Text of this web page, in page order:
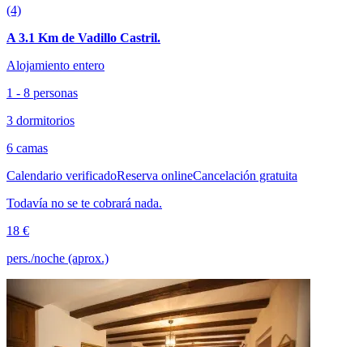
(4)
A 3.1 Km de Vadillo Castril.
Alojamiento entero
1 - 8 personas
3 dormitorios
6 camas
Calendario verificadoReserva onlineCancelación gratuita
Todavía no se te cobrará nada.
18 €
pers./noche (aprox.)